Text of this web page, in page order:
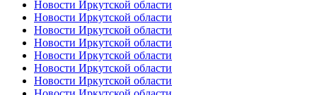
Новости Иркутской области
Новости Иркутской области
Новости Иркутской области
Новости Иркутской области
Новости Иркутской области
Новости Иркутской области
Новости Иркутской области